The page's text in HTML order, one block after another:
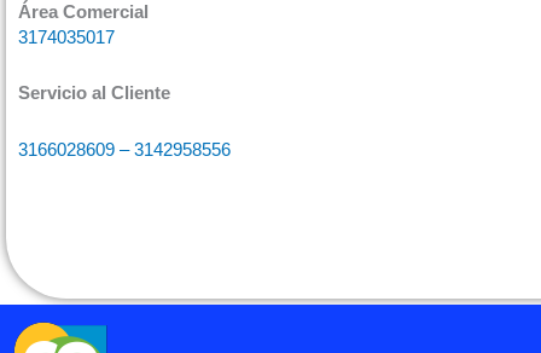
Área Comercial
3174035017
Servicio al Cliente
3166028609 – 3142958556